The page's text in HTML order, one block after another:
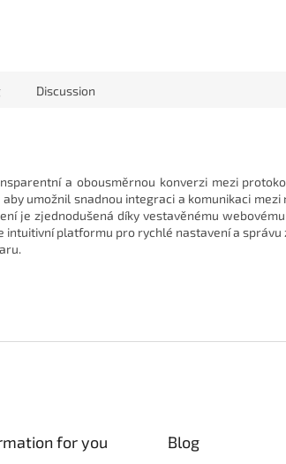
Discussion
a obousměrnou konverzi mezi
aby umožnil snadnou integraci a komunikaci
je zjednodušená díky vestavěnému
platformu pro rychlé nastavení a správu
for you Blog